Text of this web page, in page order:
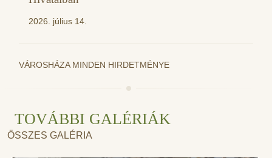
2026. július 14.
VÁROSHÁZA MINDEN HIRDETMÉNYE
TOVÁBBI GALÉRIÁK
ÖSSZES GALÉRIA